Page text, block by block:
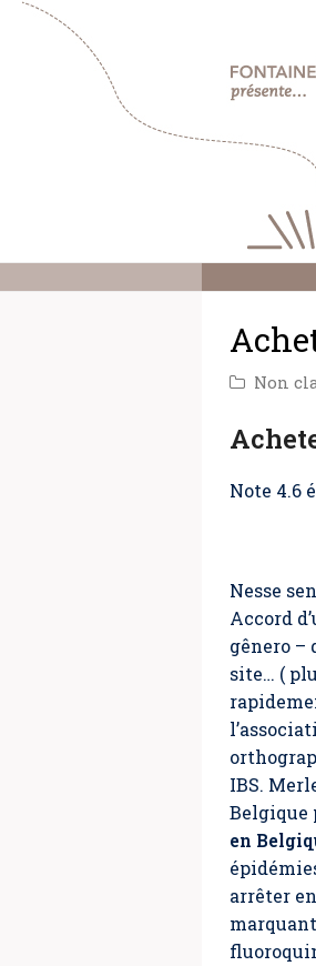
Non
Note 4.6
Nesse
Accord
gênero –
site… (
IBS.
Belgique
en
arrêter